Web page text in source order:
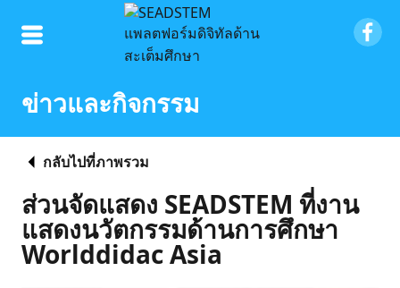
ข่าวและกิจกรรม
กลับไปที่ภาพรวม
ส่วนจัดแสดง SEADSTEM ที่งาน
แสดงนวัตกรรมด้านการศึกษา
Worlddidac Asia